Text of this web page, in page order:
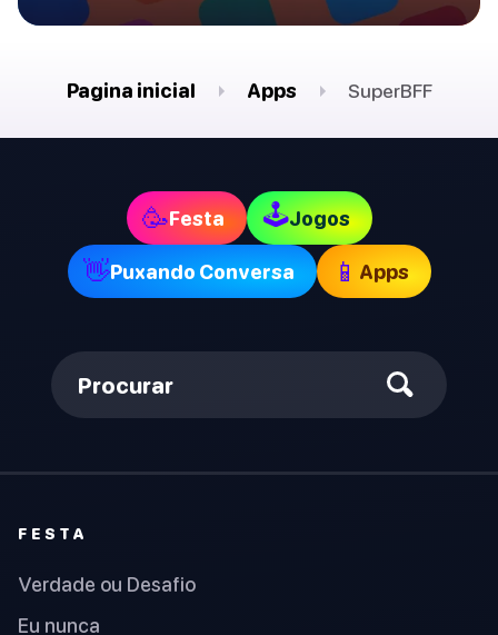
Pagina inicial Apps SuperBFF
🥳Festa 🕹Jogos
👋Puxando Conversa 📱 Apps
Procurar
FESTA
Verdade ou Desafio
Eu nunca